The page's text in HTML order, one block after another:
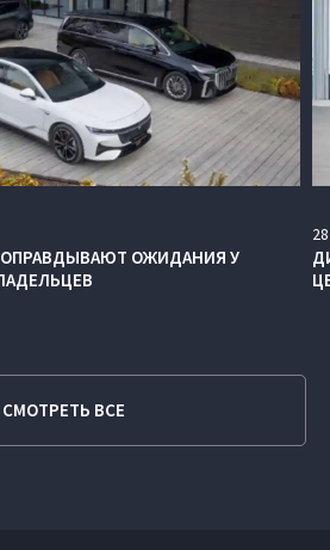
ОПРАВДЫВАЮТ ОЖИДАНИЯ У
28
СМОТРЕТЬ ВСЕ